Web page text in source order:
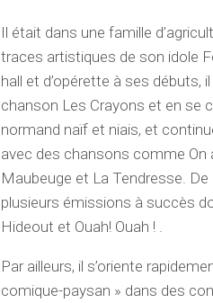
Il était dans une famille
traces artistiques de son idole
hall et d’opérette à ses débuts,
chanson Les Crayons et en se
normand naïf et niais, et
avec des chansons comme On
Maubeuge et La Tendresse. De
plusieurs émissions à succès
Hideout et Ouah! Ouah ! .
Par ailleurs, il s’oriente
comique-paysan » dans des